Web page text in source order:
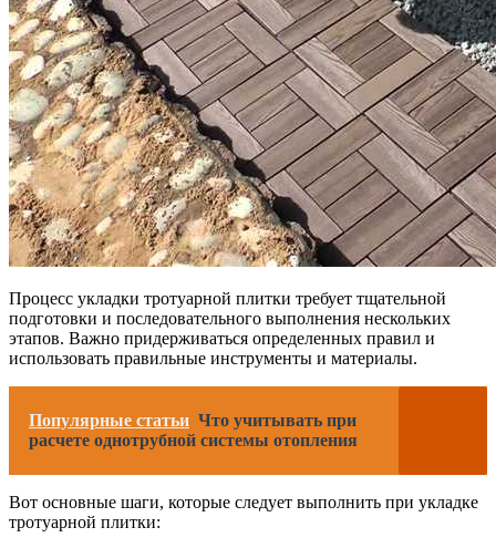
Процесс укладки тротуарной плитки требует тщательной
подготовки и последовательного выполнения нескольких
этапов. Важно придерживаться определенных правил и
использовать правильные инструменты и материалы.
Популярные статьи Что учитывать при
расчете однотрубной системы отопления
Вот основные шаги, которые следует выполнить при укладке
тротуарной плитки: